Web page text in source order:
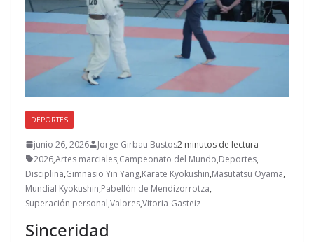
DEPORTES
junio 26, 2026 Jorge Girbau Bustos2 minutos de lectura
2026,Artes marciales,Campeonato del Mundo,Deportes,
Disciplina,Gimnasio Yin Yang,Karate Kyokushin,Masutatsu Oyama,
Mundial Kyokushin,Pabellón de Mendizorrotza,
Superación personal,Valores,Vitoria-Gasteiz
Sinceridad